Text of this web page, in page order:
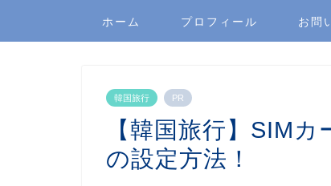
ホーム プロフィール お問
韓国旅行 PR
【韓国旅行】SIM
の設定方法！